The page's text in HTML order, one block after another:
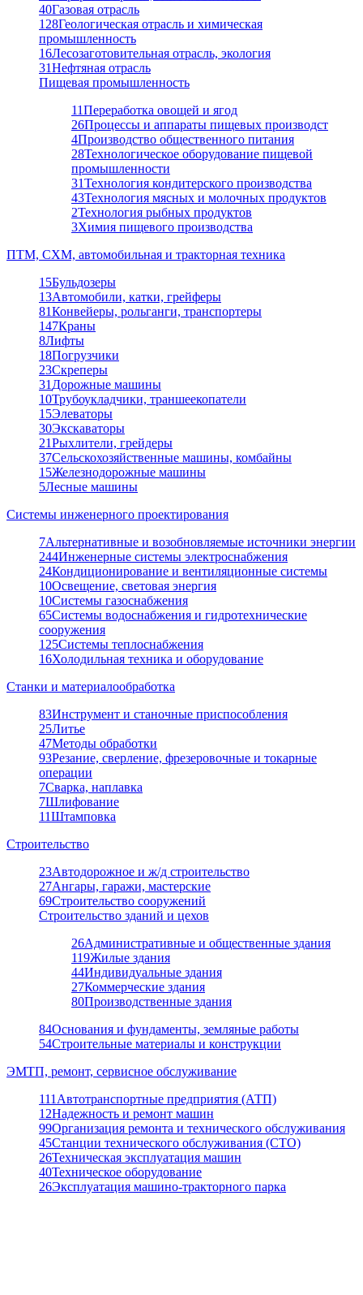
40Газовая отрасль
128Геологическая отрасль и химическая
промышленность
16Лесозаготовительная отрасль, экология
31Нефтяная отрасль
Пищевая промышленность
11Переработка овощей и ягод
26Процессы и аппараты пищевых производст
4Производство общественного питания
28Технологическое оборудование пищевой
промышленности
31Технология кондитерского производства
43Технология мясных и молочных продуктов
2Технология рыбных продуктов
3Химия пищевого производства
ПТМ, СХМ, автомобильная и тракторная техника
15Бульдозеры
13Автомобили, катки, грейферы
81Конвейеры, рольганги, транспортеры
147Краны
8Лифты
18Погрузчики
23Скреперы
31 Дорожные машины
10Трубоукладчики, траншеекопатели
15Элеваторы
30Экскаваторы
21Рыхлители, грейдеры
37Сельскохозяйственные машины, комбайны
15Железнодорожные машины
5Лесные машины
Системы инженерного проектирования
7Альтернативные и возобновляемые источники энергии
244Инженерные системы электроснабжения
24Кондиционирование и вентиляционные системы
10Освещение, световая энергия
10Системы газоснабжения
65Системы водоснабжения и гидротехнические
сооружения
125Системы теплоснабжения
16Холодильная техника и оборудование
Станки и материалообработка
83Инструмент и станочные приспособления
25Литье
47Методы обработки
93Резание, сверление, фрезеровочные и токарные
операции
7Сварка, наплавка
7Шлифование
11Штамповка
Строительство
23Автодорожное и ж/д строительство
27Ангары, гаражи, мастерские
69Строительство сооружений
Строительство зданий и цехов
26Административные и общественные здания
119Жилые здания
44Индивидуальные здания
27Коммерческие здания
80Производственные здания
84Основания и фундаменты, земляные работы
54Строительные материалы и конструкции
ЭМТП, ремонт, сервисное обслуживание
111 Автотранспортные предприятия (АТП)
12Надежность и ремонт машин
99Организация ремонта и технического обслуживания
45Станции технического обслуживания (СТО)
26Техническая эксплуатация машин
40Техническое оборудование
26Эксплуатация машино-тракторного парка